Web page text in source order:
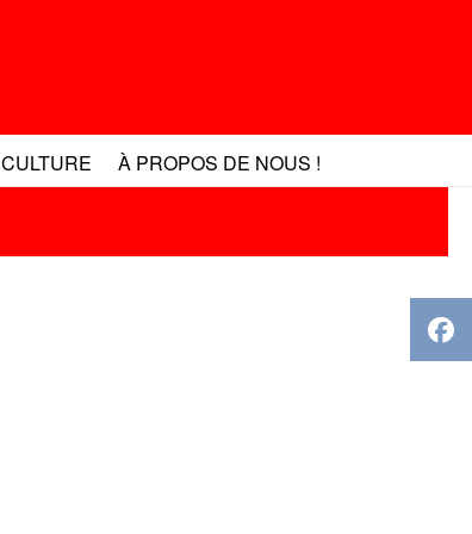
CULTURE À PROPOS DE NOUS !